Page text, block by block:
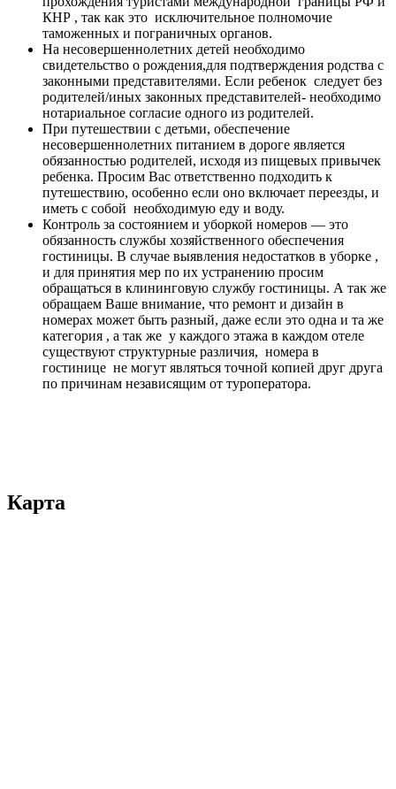
КНР , так как это исключительное полномочие
таможенных и пограничных органов.
На несовершеннолетних детей необходимо
свидетельство о рождения,для подтверждения родства с
законными представителями. Если ребенок следует без
родителей/иных законных представителей- необходимо
нотариальное согласие одного из родителей.
При путешествии с детьми, обеспечение
несовершеннолетних питанием в дороге является
обязанностью родителей, исходя из пищевых привычек
ребенка. Просим Вас ответственно подходить к
путешествию, особенно если оно включает переезды, и
иметь с собой необходимую еду и воду.
Контроль за состоянием и уборкой номеров — это
обязанность службы хозяйственного обеспечения
гостиницы. В случае выявления недостатков в уборке ,
и для принятия мер по их устранению просим
обращаться в клининговую службу гостиницы. А так же
обращаем Ваше внимание, что ремонт и дизайн в
номерах может быть разный, даже если это одна и та же
категория , а так же у каждого этажа в каждом отеле
существуют структурные различия, номера в
гостинице не могут являться точной копией друг друга
по причинам независящим от туроператора.
Карта